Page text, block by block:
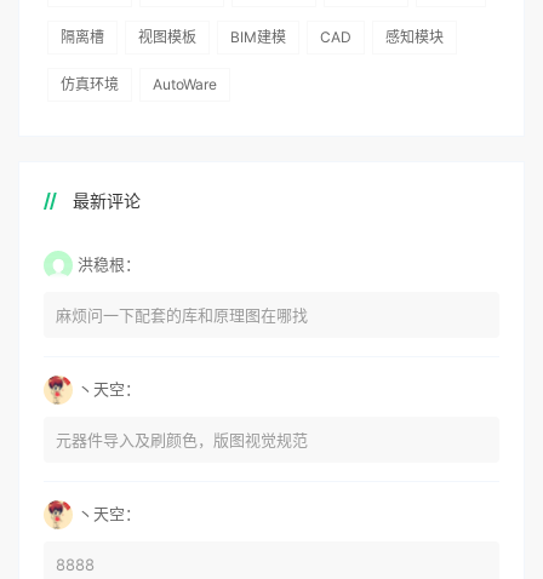
隔离槽 视图模板 BIM建模 CAD 感知模块
仿真环境 AutoWare
最新评论
洪稳根：
麻烦问一下配套的库和原理图在哪找
丶天空：
元器件导入及刷颜色，版图视觉规范
丶天空：
8888